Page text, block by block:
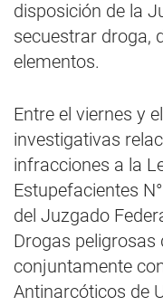
disposición de la
secuestrar droga,
elementos.
Entre el viernes y
investigativas
infracciones a la
Estupefacientes
del Juzgado
Drogas peligrosas
conjuntamente
Antinarcóticos de